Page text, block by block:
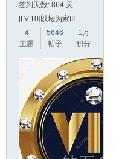
签到天数: 864 天
[LV.10]以坛为家III
4
主题
5646
帖子
1万
积分